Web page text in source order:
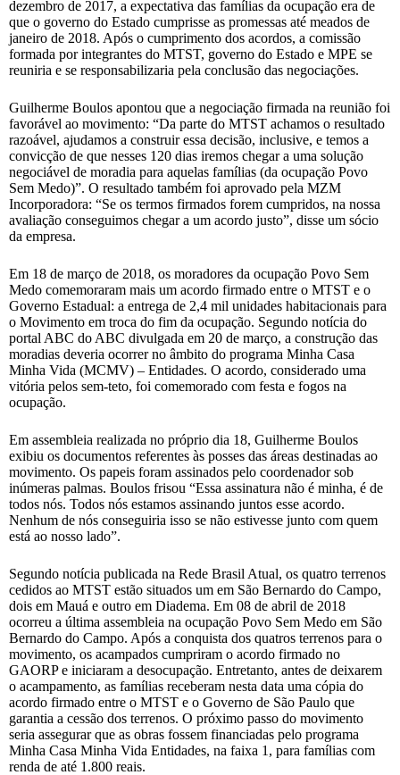
dezembro de 2017, a expectativa das famílias da ocupação era de
que o governo do Estado cumprisse as promessas até meados de
janeiro de 2018. Após o cumprimento dos acordos, a comissão
formada por integrantes do MTST, governo do Estado e MPE se
reuniria e se responsabilizaria pela conclusão das negociações.
Guilherme Boulos apontou que a negociação firmada na reunião foi
favorável ao movimento: “Da parte do MTST achamos o resultado
razoável, ajudamos a construir essa decisão, inclusive, e temos a
convicção de que nesses 120 dias iremos chegar a uma solução
negociável de moradia para aquelas famílias (da ocupação Povo
Sem Medo)”. O resultado também foi aprovado pela MZM
Incorporadora: “Se os termos firmados forem cumpridos, na nossa
avaliação conseguimos chegar a um acordo justo”, disse um sócio
da empresa.
Em 18 de março de 2018, os moradores da ocupação Povo Sem
Medo comemoraram mais um acordo firmado entre o MTST e o
Governo Estadual: a entrega de 2,4 mil unidades habitacionais para
o Movimento em troca do fim da ocupação. Segundo notícia do
portal ABC do ABC divulgada em 20 de março, a construção das
moradias deveria ocorrer no âmbito do programa Minha Casa
Minha Vida (MCMV) – Entidades. O acordo, considerado uma
vitória pelos sem-teto, foi comemorado com festa e fogos na
ocupação.
Em assembleia realizada no próprio dia 18, Guilherme Boulos
exibiu os documentos referentes às posses das áreas destinadas ao
movimento. Os papeis foram assinados pelo coordenador sob
inúmeras palmas. Boulos frisou “Essa assinatura não é minha, é de
todos nós. Todos nós estamos assinando juntos esse acordo.
Nenhum de nós conseguiria isso se não estivesse junto com quem
está ao nosso lado”.
Segundo notícia publicada na Rede Brasil Atual, os quatro terrenos
cedidos ao MTST estão situados um em São Bernardo do Campo,
dois em Mauá e outro em Diadema. Em 08 de abril de 2018
ocorreu a última assembleia na ocupação Povo Sem Medo em São
Bernardo do Campo. Após a conquista dos quatros terrenos para o
movimento, os acampados cumpriram o acordo firmado no
GAORP e iniciaram a desocupação. Entretanto, antes de deixarem
o acampamento, as famílias receberam nesta data uma cópia do
acordo firmado entre o MTST e o Governo de São Paulo que
garantia a cessão dos terrenos. O próximo passo do movimento
seria assegurar que as obras fossem financiadas pelo programa
Minha Casa Minha Vida Entidades, na faixa 1, para famílias com
renda de até 1.800 reais.